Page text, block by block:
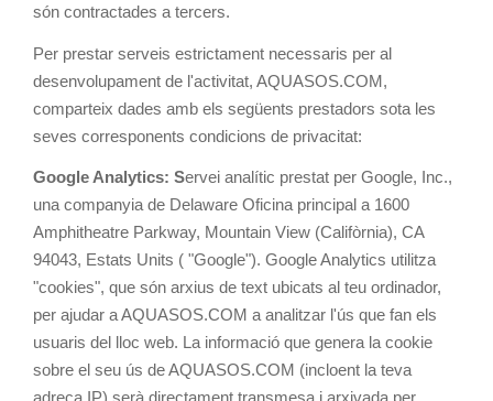
són contractades a tercers.
Per prestar serveis estrictament necessaris per al
desenvolupament de l'activitat, AQUASOS.COM,
comparteix dades amb els següents prestadors sota les
seves corresponents condicions de privacitat:
Google Analytics: Servei analític prestat per Google, Inc.,
una companyia de Delaware Oficina principal a 1600
Amphitheatre Parkway, Mountain View (Califòrnia), CA
94043, Estats Units ( "Google"). Google Analytics utilitza
"cookies", que són arxius de text ubicats al teu ordinador,
per ajudar a AQUASOS.COM a analitzar l'ús que fan els
usuaris del lloc web. La informació que genera la cookie
sobre el seu ús de AQUASOS.COM (incloent la teva
adreça IP) serà directament transmesa i arxivada per